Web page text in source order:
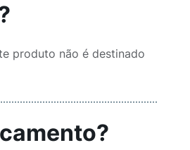
produto não é destinado